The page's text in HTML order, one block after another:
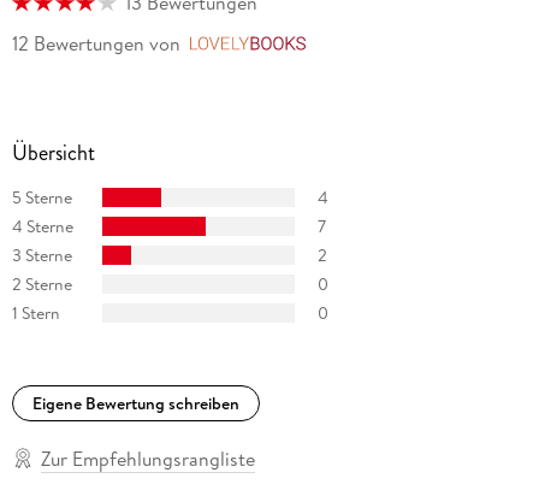
12 Bewertungen von
Übersicht
5 Sterne
4
4 Sterne
7
3 Sterne
2
2 Sterne
0
1 Stern
0
Eigene Bewertung schreiben
Zur Empfehlungsrangliste